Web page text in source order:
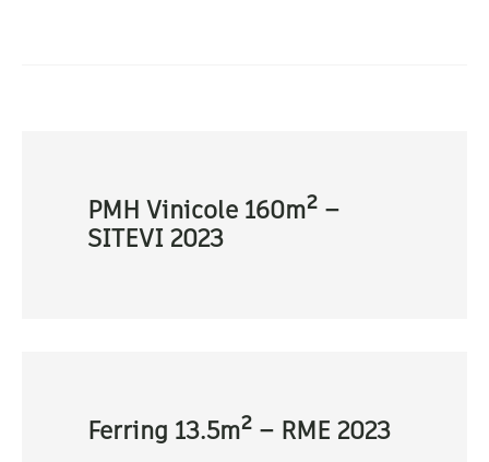
PMH Vinicole 160m² –
SITEVI 2023
Ferring 13.5m² – RME 2023